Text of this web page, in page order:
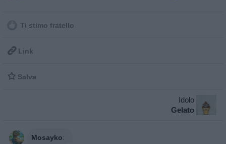
Ti stimo fratello
 Link
 Salva
Idolo
Gelato
Mosayko: